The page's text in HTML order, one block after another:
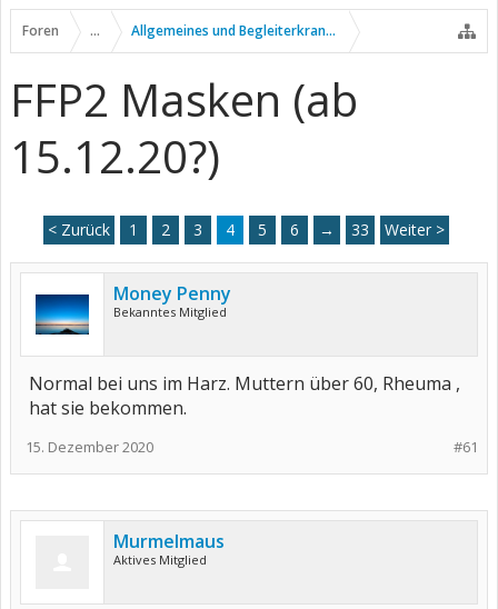
Foren ... Allgemeines und Begleiterkrankungen
FFP2 Masken (ab
15.12.20?)
< Zurück 1 2 3 4 5 6 → 33 Weiter >
Money Penny
Bekanntes Mitglied
Normal bei uns im Harz. Muttern über 60, Rheuma ,
hat sie bekommen.
#61
15. Dezember 2020
Murmelmaus
Aktives Mitglied